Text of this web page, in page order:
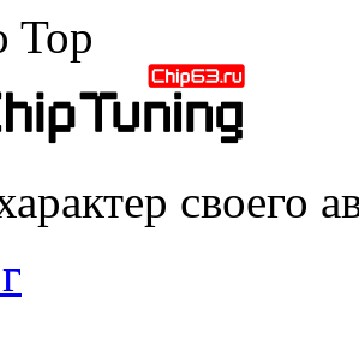
Top
своего